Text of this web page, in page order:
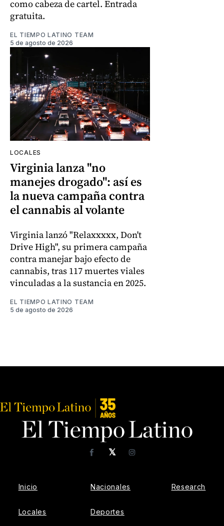
como cabeza de cartel. Entrada
gratuita.
EL TIEMPO LATINO TEAM
5 de agosto de 2026
LOCALES
Virginia lanza "no
manejes drogado": así es
la nueva campaña contra
el cannabis al volante
Virginia lanzó "Relaxxxxx, Don't
Drive High", su primera campaña
contra manejar bajo efecto de
cannabis, tras 117 muertes viales
vinculadas a la sustancia en 2025.
EL TIEMPO LATINO TEAM
5 de agosto de 2026
𝕏
FacebookInstagram
Inicio
Locales
Nacionales
Deportes
Research